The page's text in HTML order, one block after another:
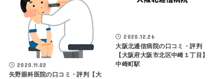
2020.11.02
矢野眼科医院の口コミ・評判【大
2020.12.26
大阪北逓信病院の口コミ・評判
【大阪府大阪市北区中崎１丁目】
中崎町駅